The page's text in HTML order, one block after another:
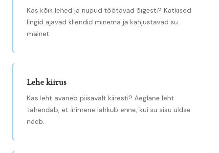
Kas kõik lehed ja nupud töötavad õigesti? Katkised
lingid ajavad kliendid minema ja kahjustavad su
mainet.
Lehe kiirus
Kas leht avaneb piisavalt kiiresti? Aeglane leht
tähendab, et inimene lahkub enne, kui su sisu üldse
näeb.